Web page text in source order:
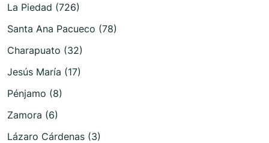
La Piedad (726)
Santa Ana Pacueco (78)
Charapuato (32)
Jesús María (17)
Pénjamo (8)
Zamora (6)
Lázaro Cárdenas (3)